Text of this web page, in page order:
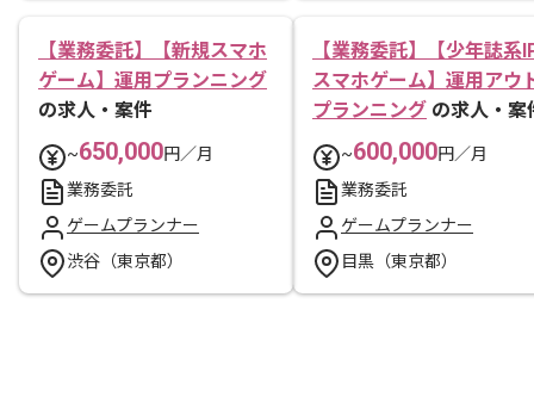
【業務委託】【新規スマホ
ゲーム】運用プランニング
の求人・案件
~650,000円／月
業務委託
ゲームプランナー
渋谷（東京都）
【業務委託】【少年誌系
スマホゲーム】運用アウ
プランニング の求人・案
~600,000円／月
業務委託
ゲームプランナー
目黒（東京都）